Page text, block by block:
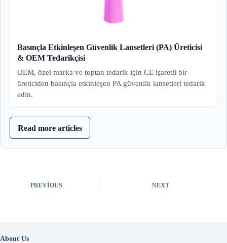
Basınçla Etkinleşen Güvenlik Lansetleri (PA) Üreticisi
& OEM Tedarikçisi
OEM, özel marka ve toptan tedarik için CE işaretli bir
üreticiden basınçla etkinleşen PA güvenlik lansetleri tedarik
edin.
Read more articles
PREVIOUS NEXT
About Us